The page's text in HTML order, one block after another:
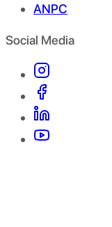
ANPC
Social Media